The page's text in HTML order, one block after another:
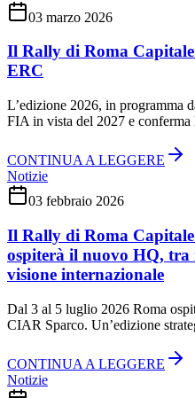
03 marzo 2026
Il Rally di Roma
ERC
L’edizione 2026, in programma
FIA in vista del 2027 e
CONTINUA A LEGGERE
Notizie
03 febbraio 2026
Il Rally di Roma
ospiterà il nuovo HQ, tra
visione internazionale
Dal 3 al 5 luglio 2026 Roma
CIAR Sparco. Un’edizione
CONTINUA A LEGGERE
Notizie